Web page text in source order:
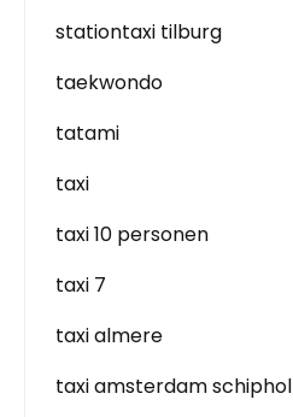
stationtaxi tilburg
taekwondo
tatami
taxi
taxi 10 personen
taxi 7
taxi almere
taxi amsterdam schiphol